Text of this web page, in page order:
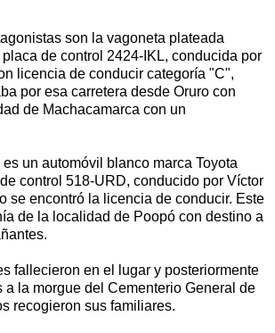
son la vagoneta plateada
de control 2424-IKL, conducida por
licencia de conducir categoría "C",
por esa carretera desde Oruro con
de Machacamarca con un
un automóvil blanco marca Toyota
control 518-URD, conducido por Víctor
se encontró la licencia de conducir. Este
de la localidad de Poopó con destino a
fallecieron en el lugar y posteriormente
a la morgue del Cementerio General de
recogieron sus familiares.